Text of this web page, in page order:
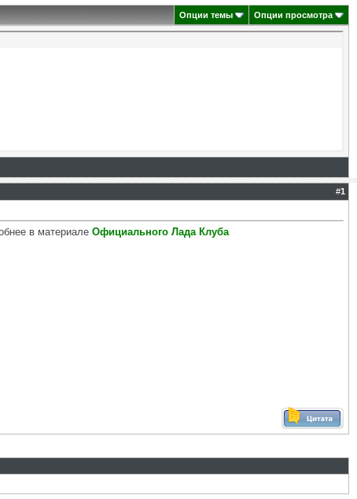
Опции темы Опции просмотра
#1
в материале Официального Лада Клуба